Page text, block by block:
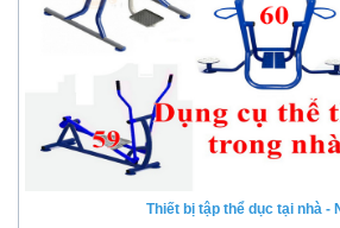
Thiết bị tập thể dục tại nhà -